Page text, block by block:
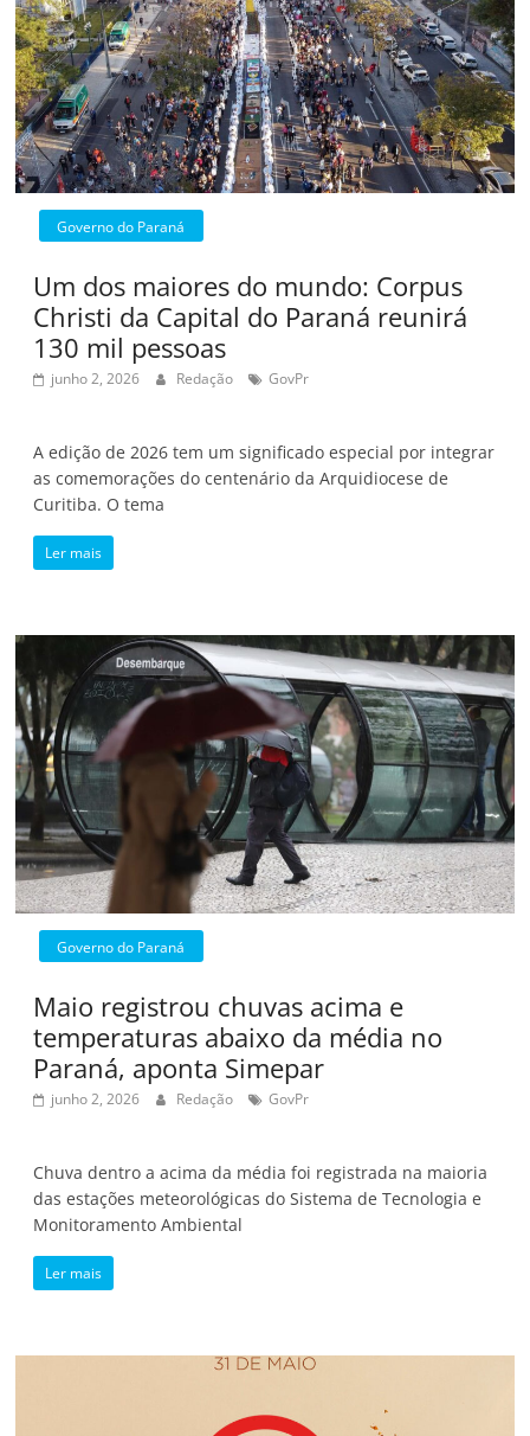
Governo do Paraná
Um dos maiores do mundo: Corpus
Christi da Capital do Paraná reunirá
130 mil pessoas
junho 2, 2026 Redação GovPr
A edição de 2026 tem um significado especial por integrar
as comemorações do centenário da Arquidiocese de
Curitiba. O tema
Ler mais
Governo do Paraná
Maio registrou chuvas acima e
temperaturas abaixo da média no
Paraná, aponta Simepar
junho 2, 2026 Redação GovPr
Chuva dentro a acima da média foi registrada na maioria
das estações meteorológicas do Sistema de Tecnologia e
Monitoramento Ambiental
Ler mais